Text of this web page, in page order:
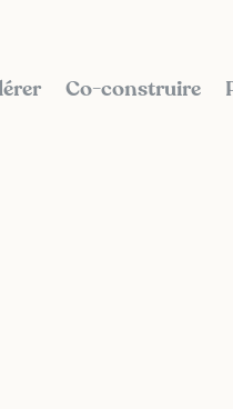
Co-construire